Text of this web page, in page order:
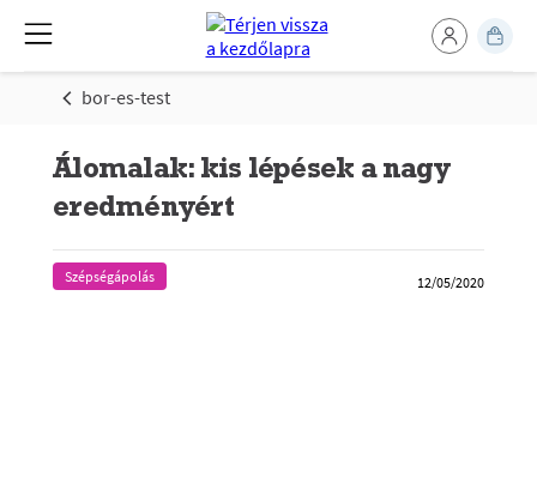
bor-es-test
Álomalak: kis lépések a nagy
eredményért
Szépségápolás 12/05/2020